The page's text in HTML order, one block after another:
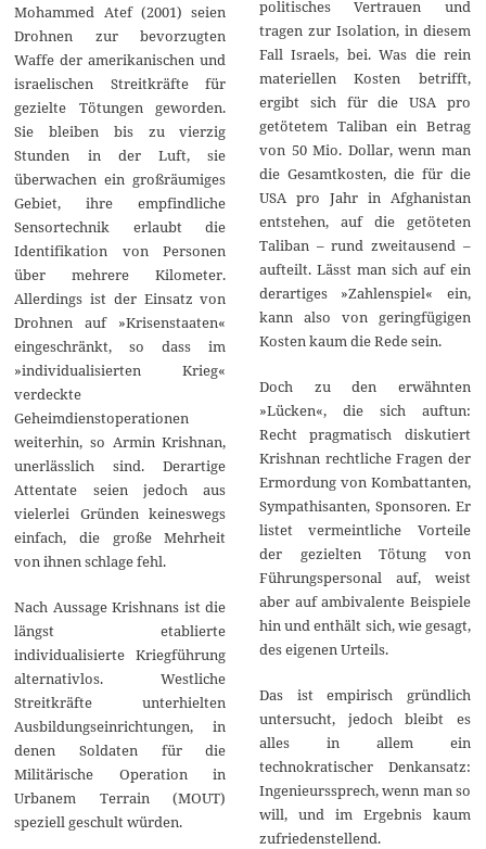
Mohammed Atef (2001) seien
Drohnen zur bevorzugten
Waffe der amerikanischen und
israelischen Streitkräfte für
gezielte Tötungen geworden.
Sie bleiben bis zu vierzig
Stunden in der Luft, sie
überwachen ein großräumiges
Gebiet, ihre empfindliche
Sensortechnik erlaubt die
Identifikation von Personen
über mehrere Kilometer.
Allerdings ist der Einsatz von
Drohnen auf »Krisenstaaten«
eingeschränkt, so dass im
»individualisierten Krieg«
verdeckte
Geheimdienstoperationen
weiterhin, so Armin Krishnan,
unerlässlich sind. Derartige
Attentate seien jedoch aus
vielerlei Gründen keineswegs
einfach, die große Mehrheit
von ihnen schlage fehl.
Nach Aussage Krishnans ist die
längst etablierte
individualisierte Kriegführung
alternativlos. Westliche
Streitkräfte unterhielten
Ausbildungseinrichtungen, in
denen Soldaten für die
Militärische Operation in
Urbanem Terrain (MOUT)
speziell geschult würden.
politisches Vertrauen und
tragen zur Isolation, in diesem
Fall Israels, bei. Was die rein
materiellen Kosten betrifft,
ergibt sich für die USA pro
getötetem Taliban ein Betrag
von 50 Mio. Dollar, wenn man
die Gesamtkosten, die für die
USA pro Jahr in Afghanistan
entstehen, auf die getöteten
Taliban – rund zweitausend –
aufteilt. Lässt man sich auf ein
derartiges »Zahlenspiel« ein,
kann also von geringfügigen
Kosten kaum die Rede sein.
Doch zu den erwähnten
»Lücken«, die sich auftun:
Recht pragmatisch diskutiert
Krishnan rechtliche Fragen der
Ermordung von Kombattanten,
Sympathisanten, Sponsoren. Er
listet vermeintliche Vorteile
der gezielten Tötung von
Führungspersonal auf, weist
aber auf ambivalente Beispiele
hin und enthält sich, wie gesagt,
des eigenen Urteils.
Das ist empirisch gründlich
untersucht, jedoch bleibt es
alles in allem ein
technokratischer Denkansatz:
Ingenieurssprech, wenn man so
will, und im Ergebnis kaum
zufriedenstellend.